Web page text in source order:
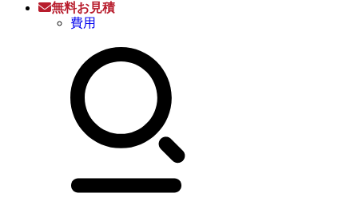
無料お見積
費用